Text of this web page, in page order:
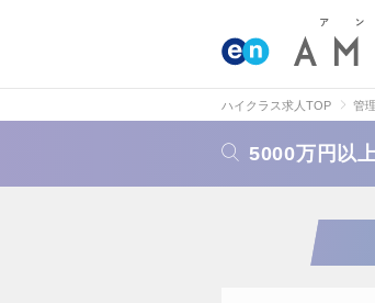
ハイクラス求人TOP 管
5000万円以